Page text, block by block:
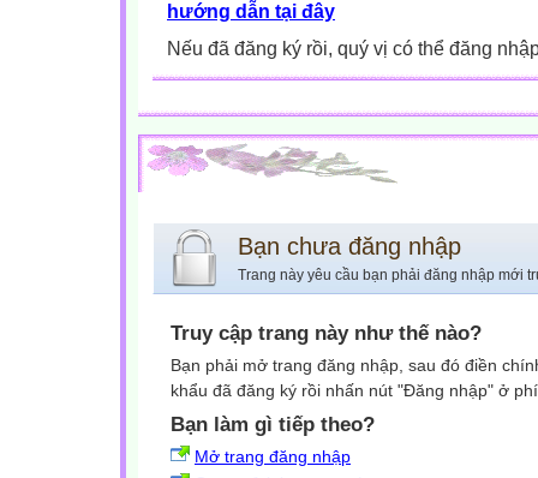
hướng dẫn tại đây
Nếu đã đăng ký rồi, quý vị có thể đăng
Bạn chưa đăng nhập
Trang này yêu cầu bạn phải đăng nhập mới
Truy cập trang này như thế nào?
Bạn phải mở trang đăng nhập, sau đó điền
khẩu đã đăng ký rồi nhấn nút "Đăng nhập" ở
Bạn làm gì tiếp theo?
Mở trang đăng nhập